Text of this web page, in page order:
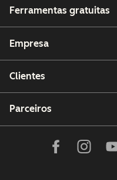
Ferramentas gratuitas
Empresa
Clientes
Parceiros